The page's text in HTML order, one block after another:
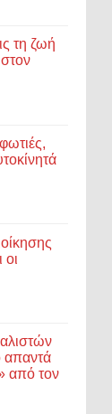
τη ζωή
απαντά
από τον